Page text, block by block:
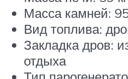
Масса камней:
Вид топлива:
Закладка дров:
отдыха